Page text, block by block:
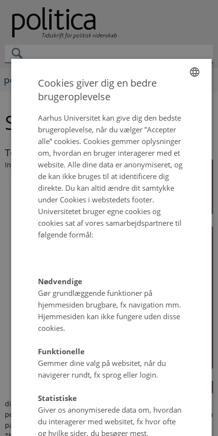
politica
Simon Fuglsang
To Love Life Is to Love Science
In this
dissertation, I present a new approach to understanding how
people form science attitudes. Specifically, that science could in
part be evaluated through subjective evaluations of our lives.
DANISH
Cookies giver dig en bedre
brugeroplevelse
Aarhus Universitet kan give dig den bedste
brugeroplevelse, når du vælger ”Accepter
alle” cookies. Cookies gemmer oplysninger
om, hvordan en bruger interagerer med et
website. Alle dine data er anonymiseret, og
de kan ikke bruges til at identificere dig
direkte. Du kan altid ændre dit samtykke
under Cookies i webstedets footer.
Universitetet bruger egne cookies og
cookies sat af vores samarbejdspartnere til
følgende formål:
Nødvendige
Gør grundlæggende funktioner på
hjemmesiden brugbare, fx navigation mm.
Hjemmesiden kan ikke fungere uden disse
cookies.
Funktionelle
Gemmer dine valg på websitet, når du
navigerer rundt, fx sprog eller login.
Statistiske
Giver os anonymiserede data om, hvordan
du interagerer med websitet, fx hvor ofte
og hvilke sider, du besøger mest.